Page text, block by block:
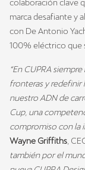
colaboración clave
marca desafiante y
con De Antonio
100% eléctrico que
“En CUPRA
fronteras y redefinir
nuestro ADN de
Cup, una
compromiso con la
Wayne Griffiths ,
también por el